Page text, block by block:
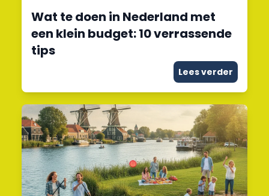
Wat te doen in Nederland met
een klein budget: 10 verrassende
tips
Lees verder